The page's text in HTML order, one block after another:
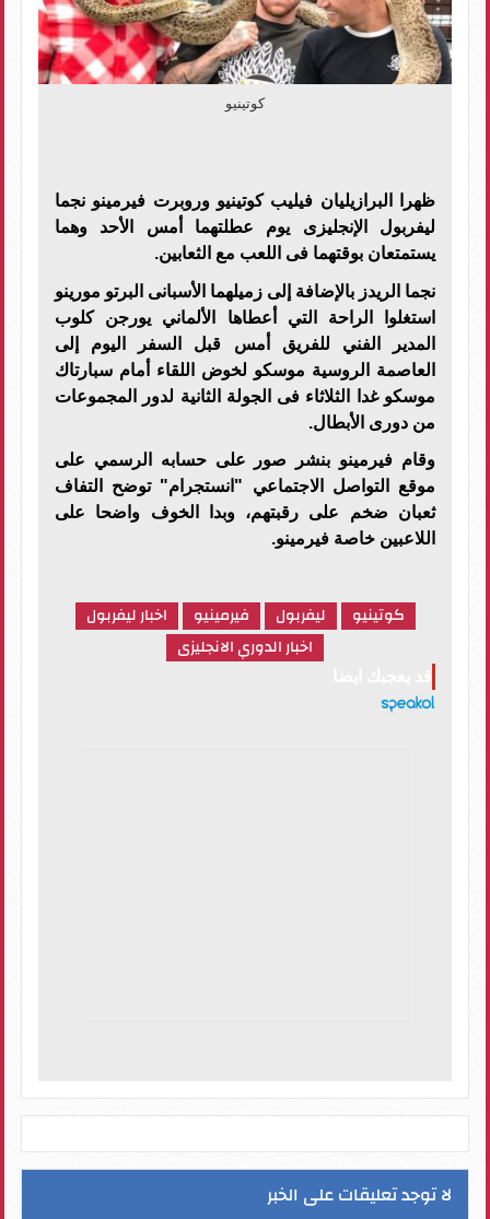
كوتينيو
ظهرا البرازيليان فيليب كوتينيو وروبرت فيرمينو نجما
ليفربول الإنجليزى يوم عطلتهما أمس الأحد وهما
يستمتعان بوقتهما فى اللعب مع الثعابين.
نجما الريدز بالإضافة إلى زميلهما الأسبانى البرتو مورينو
استغلوا الراحة التي أعطاها الألماني يورجن كلوب
المدير الفني للفريق أمس قبل السفر اليوم إلى
العاصمة الروسية موسكو لخوض اللقاء أمام سبارتاك
موسكو غدا الثلاثاء فى الجولة الثانية لدور المجموعات
من دورى الأبطال.
وقام فيرمينو بنشر صور على حسابه الرسمي على
موقع التواصل الاجتماعي "انستجرام" توضح التفاف
ثعبان ضخم على رقبتهم، وبدا الخوف واضحا على
اللاعبين خاصة فيرمينو.
كوتينيو ليفربول فيرمينيو
اخبار ليفربول
اخبار الدوري الانجليزى
لا توجد تعليقات على الخبر